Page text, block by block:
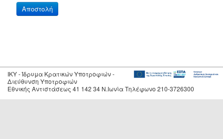
IKY - Ίδρυμα Κρατικών Υποτροφιών -
Διεύθυνση Υποτροφιών
Εθνικής Αντιστάσεως 41 142 34 Ν.Ιωνία Τηλέφωνο 210-3726300